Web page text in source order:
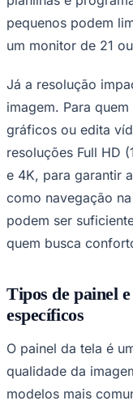
La Liga
Bundesliga
Mundial 2026
pequenos podem
um monitor de 21
Já a resolução
imagem. Para
gráficos ou edita
resoluções Full HD
e 4K, para garantir
como navegação
podem ser
quem busca
Tipos de painel
específicos
O painel da tela é
qualidade da
modelos mais